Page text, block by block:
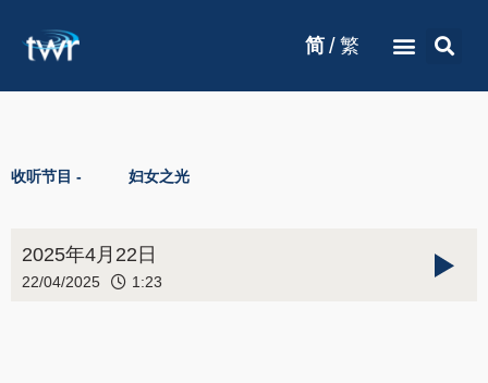
简 / 繁
收听节目 - 妇女之光
2025年4月22日
22/04/2025 1:23